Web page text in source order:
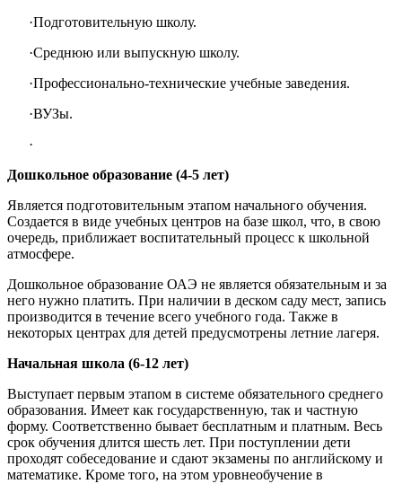
·Подготовительную школу.
·Среднюю или выпускную школу.
·Профессионально-технические учебные заведения.
·ВУЗы.
·
Дошкольное образование (4-5 лет)
Является подготовительным этапом начального обучения.
Создается в виде учебных центров на базе школ, что, в свою
очередь, приближает воспитательный процесс к школьной
атмосфере.
Дошкольное образование ОАЭ не является обязательным и за
него нужно платить. При наличии в деском саду мест, запись
производится в течение всего учебного года. Также в
некоторых центрах для детей предусмотрены летние лагеря.
Начальная школа (6-12 лет)
Выступает первым этапом в системе обязательного среднего
образования. Имеет как государственную, так и частную
форму. Соответственно бывает бесплатным и платным. Весь
срок обучения длится шесть лет. При поступлении дети
проходят собеседование и сдают экзамены по английскому и
математике. Кроме того, на этом уровнеобучение в